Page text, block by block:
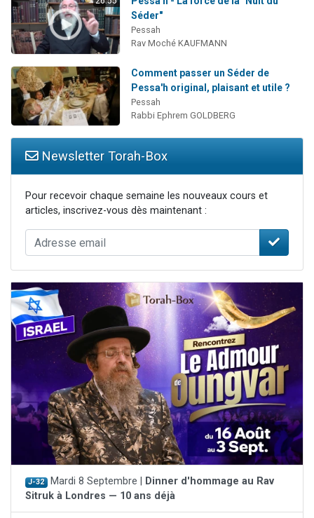
Séder"
Pessah
Rav Moché KAUFMANN
Comment passer un Séder de
Pessa'h original, plaisant et utile ?
Pessah
Rabbi Ephrem GOLDBERG
Newsletter Torah-Box
Pour recevoir chaque semaine les nouveaux cours et
articles, inscrivez-vous dès maintenant :
J-32 Mardi 8 Septembre | Dinner d'hommage au Rav
Sitruk à Londres — 10 ans déjà